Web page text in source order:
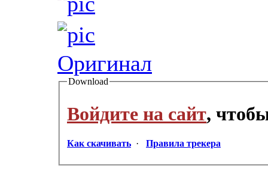
Оригинал
Download
Войдите на сайт,
Как скачивать · Правила трекера